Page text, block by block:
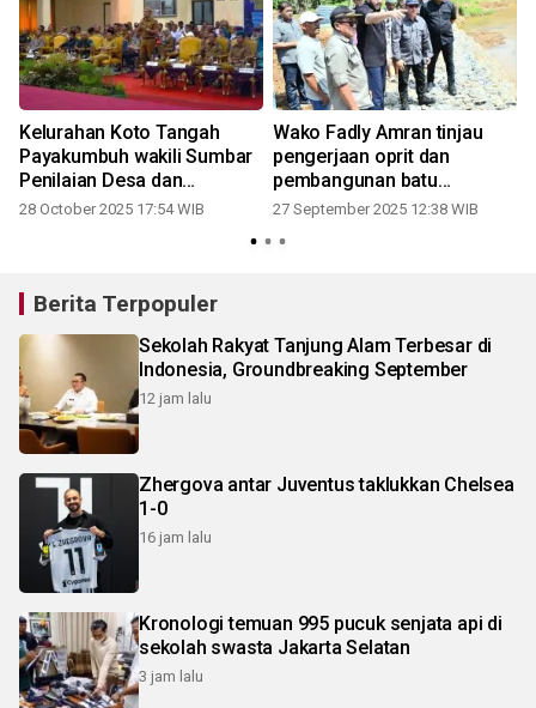
Kelurahan Koto Tangah
Payakumbuh wakili Sumbar
Penilaian Desa dan
Kelurahan Award 2025
28 October 2025 17:54 WIB
Wako Fadly Amran tinjau
pengerjaan oprit dan
pembangunan batu
beronjong di Koto Tangah
27 September 2025 12:38 WIB
Berita Terpopuler
Sekolah Rakyat Tanjung Alam Terbesar di
Indonesia, Groundbreaking September
12 jam lalu
Zhergova antar Juventus taklukkan Chelsea
1-0
16 jam lalu
Kronologi temuan 995 pucuk senjata api di
sekolah swasta Jakarta Selatan
3 jam lalu